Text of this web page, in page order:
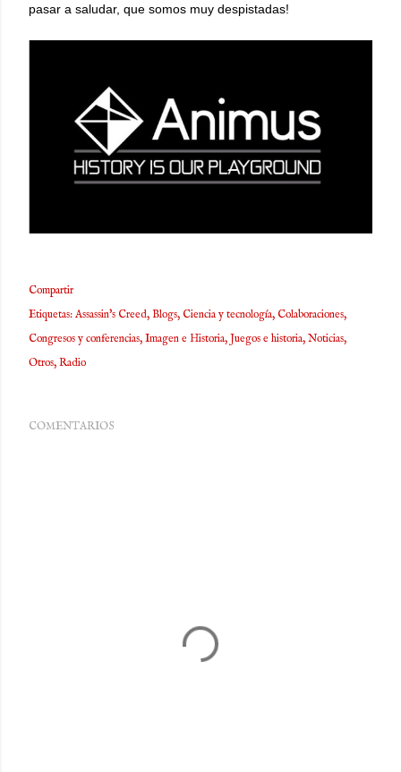
pasar a saludar, que somos muy despistadas!
Compartir
Etiquetas: Assassin's Creed Blogs Ciencia y tecnología Colaboraciones
Congresos y conferencias Imagen e Historia Juegos e historia Noticias
Otros Radio
COMENTARIOS